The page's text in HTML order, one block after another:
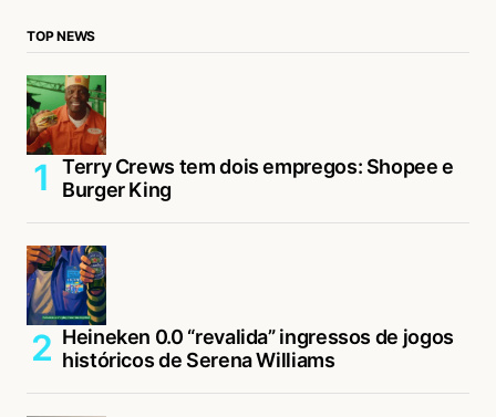
TOP NEWS
Terry Crews tem dois empregos: Shopee e
Burger King
Heineken 0.0 “revalida” ingressos de jogos
históricos de Serena Williams